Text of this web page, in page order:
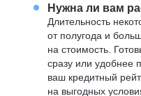
Нужна ли вам
Длительность
от полугода и
на стоимость.
сразу или удобнее
ваш кредитный
на выгодных